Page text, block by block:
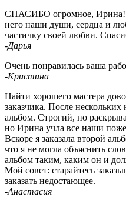
СПАСИБО огромное, Ирина!!!
него наши души, сердца и
частичку своей любви.
-Дарья
Очень понравилась ваша
-Кристина
Найти хорошего мастера
заказчика. После
альбом. Строгий, но
но Ирина учла все наши
Вскоре я заказала второй
что я не могла объяснить
альбом таким, каким он и
Мой совет: старайтесь
заказать недостающее.
-Анастасия